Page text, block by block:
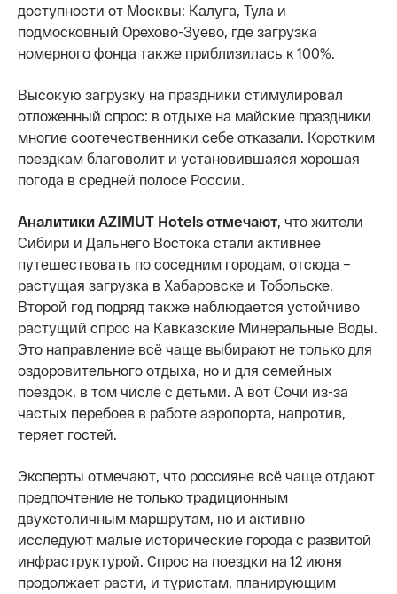
доступности от Москвы: Калуга, Тула и
подмосковный Орехово-Зуево, где загрузка
номерного фонда также приблизилась к 100%.
Высокую загрузку на праздники стимулировал
отложенный спрос: в отдыхе на майские праздники
многие соотечественники себе отказали. Коротким
поездкам благоволит и установившаяся хорошая
погода в средней полосе России.
Аналитики AZIMUT Hotels отмечают, что жители
Сибири и Дальнего Востока стали активнее
путешествовать по соседним городам, отсюда –
растущая загрузка в Хабаровске и Тобольске.
Второй год подряд также наблюдается устойчиво
растущий спрос на Кавказские Минеральные Воды.
Это направление всё чаще выбирают не только для
оздоровительного отдыха, но и для семейных
поездок, в том числе с детьми. А вот Сочи из-за
частых перебоев в работе аэропорта, напротив,
теряет гостей.
Эксперты отмечают, что россияне всё чаще отдают
предпочтение не только традиционным
двухстоличным маршрутам, но и активно
исследуют малые исторические города с развитой
инфраструктурой. Спрос на поездки на 12 июня
продолжает расти, и туристам, планирующим